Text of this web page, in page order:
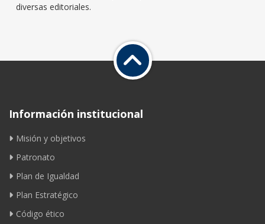
diversas editoriales.
Información institucional
Misión y objetivos
Patronato
Plan de Igualdad
Plan Estratégico
Código ético